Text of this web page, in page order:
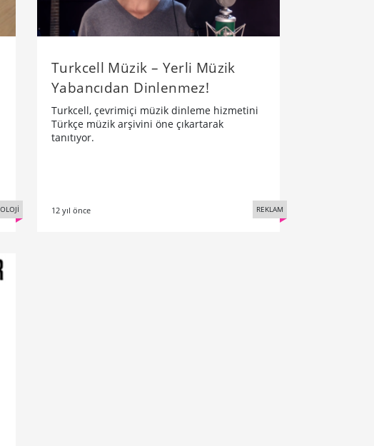
Turkcell Müzik – Yerli Müzik
Yabancıdan Dinlenmez!
Turkcell, çevrimiçi müzik dinleme hizmetini
Türkçe müzik arşivini öne çıkartarak
tanıtıyor.
12 yıl önce REKLAM